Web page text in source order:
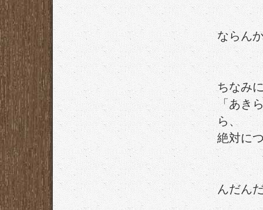
ならん
ちなみ
「あき
ら、
絶対に
んだん